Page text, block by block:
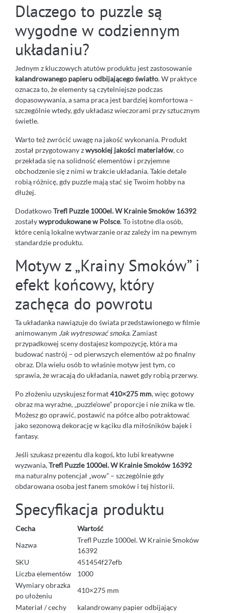
Dlaczego to puzzle są
wygodne w codziennym
układaniu?
Jednym z kluczowych atutów produktu jest zastosowanie
kalandrowanego papieru odbijającego światło. W praktyce
oznacza to, że elementy są czytelniejsze podczas
dopasowywania, a sama praca jest bardziej komfortowa –
szczególnie wtedy, gdy układasz wieczorami przy sztucznym
świetle.
Warto też zwrócić uwagę na jakość wykonania. Produkt
został przygotowany zwysokiej jakości materiałów, co
przekłada się na solidność elementów i przyjemne
obchodzenie się z nimi w trakcie układania. Takie detale
robią różnicę, gdy puzzle mają stać się Twoim hobby na
dłużej.
DodatkowoTrefl Puzzle 1000el. W Krainie Smoków 16392
zostaływyprodukowane w Polsce. To istotne dla osób,
które cenią lokalne wytwarzanie oraz zależy im na pewnym
standardzie produktu.
Motyw z „Krainy Smoków” i
efekt końcowy, który
zachęca do powrotu
Ta układanka nawiązuje do świata przedstawionego w filmie
animowanym Jak wytresować smoka. Zamiast
przypadkowej sceny dostajesz kompozycję, która ma
budować nastrój – od pierwszych elementów aż po finalny
obraz. Dla wielu osób to właśnie motyw jest tym, co
sprawia, że wracają do układania, nawet gdy robią przerwy.
Po złożeniu uzyskujesz format410×275 mm, więc gotowy
obraz ma wyraźne, „puzzle’owe” proporcje i nie znika w tle.
Możesz go oprawić, postawić na półce albo potraktować
jako sezonową dekorację w kąciku dla miłośników bajek i
fantasy.
Jeśli szukasz prezentu dla kogoś, kto lubi kreatywne
wyzwania,Trefl Puzzle 1000el. W Krainie Smoków 16392
ma naturalny potencjał „wow” – szczególnie gdy
obdarowana osoba jest fanem smoków i tej historii.
Specyfikacja produktu
Cecha
Wartość
Nazwa
Trefl Puzzle 1000el. W Krainie Smoków
16392
SKU
451454f27efb
Liczba elementów
1000
Wymiary obrazka
po ułożeniu
410×275 mm
Materiał / cechy
kalandrowany papier odbijający